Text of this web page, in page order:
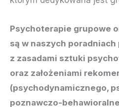
Psychoterapie grupowe
są w naszych
z zasadami sztuki
oraz założeniami
(psychodynamicznego,
poznawczo-